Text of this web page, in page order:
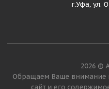
г.Уфа, ул.
2026 ©
Обращаем Ваше внимание
сайт и его